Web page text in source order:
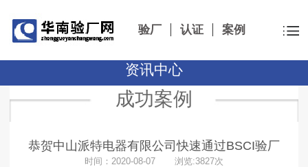
验厂 认证 案例
资讯中心
成功案例
恭贺中山派特电器有限公司快速通过BSCI验厂
时间：2020-08-07 浏览:3827次